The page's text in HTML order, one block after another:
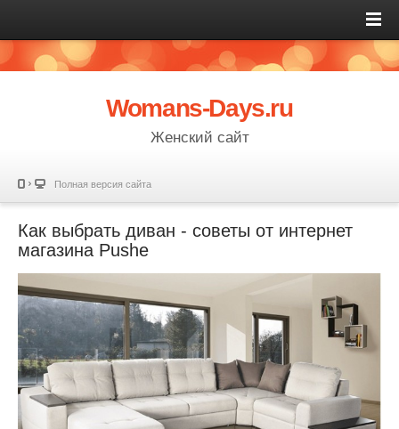
Womans-Days.ru
Женский сайт
Полная версия сайта
Как выбрать диван - советы от интернет
магазина Pushe